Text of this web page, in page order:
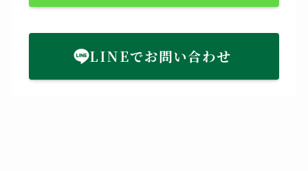
LINEでお問い合わせ